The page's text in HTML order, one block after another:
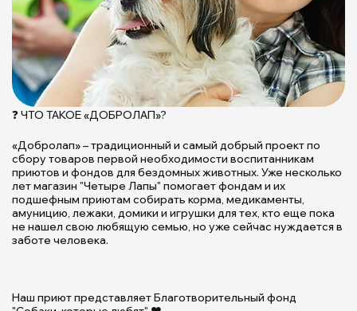
❓ ЧТО ТАКОЕ «ДОБРОЛАП»?
«Добролап» – традиционный и самый добрый проект по
сбору товаров первой необходимости воспитанникам
приютов и фондов для бездомных животных. Уже несколько
лет магазин "Четыре Лапы" помогает фондам и их
подшефным приютам собирать корма, медикаменты,
амуницию, лежаки, домики и игрушки для тех, кто еще пока
не нашел свою любящую семью, но уже сейчас нуждается в
заботе человека.
Наш приют представляет Благотворительный фонд